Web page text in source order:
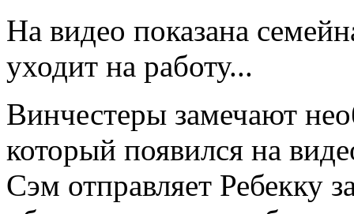
На видео показана
уходит на работу...
Винчестеры замечают
который появился на
Сэм отправляет Ребекку